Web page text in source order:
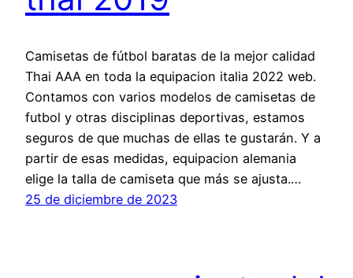
Camisetas de fútbol baratas de la mejor calidad
Thai AAA en toda la equipacion italia 2022 web.
Contamos con varios modelos de camisetas de
futbol y otras disciplinas deportivas, estamos
seguros de que muchas de ellas te gustarán. Y a
partir de esas medidas, equipacion alemania
elige la talla de camiseta que más se ajusta.…
25 de diciembre de 2023